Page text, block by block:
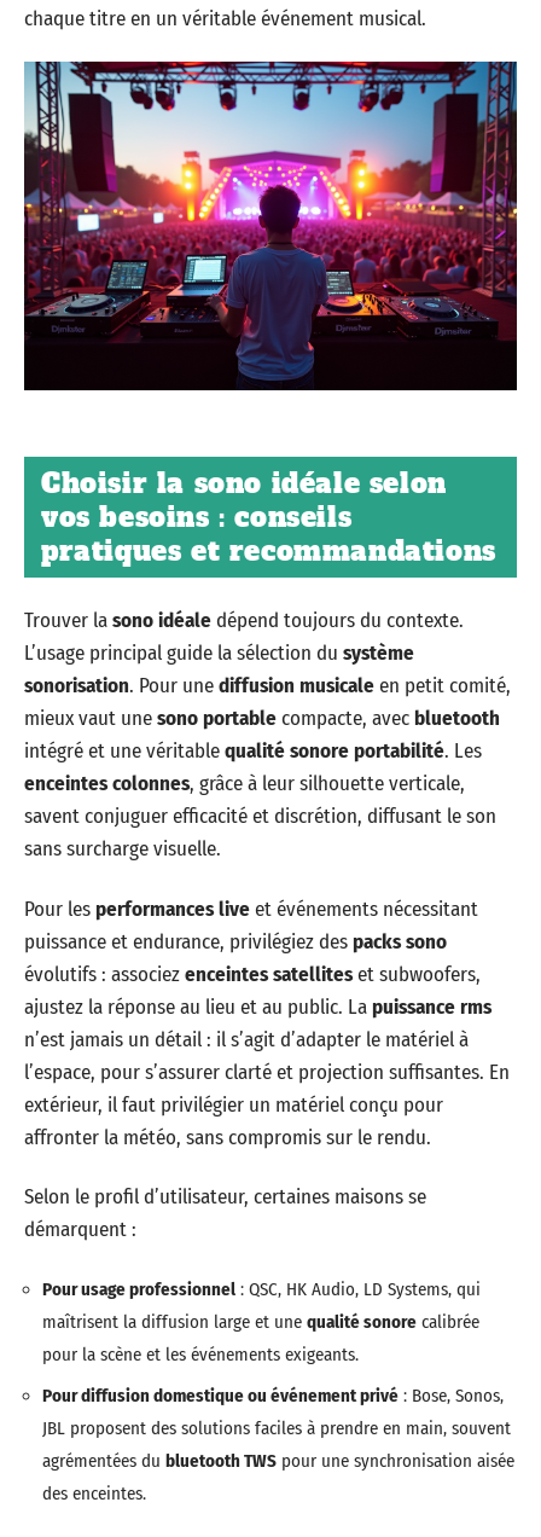
chaque titre en un véritable événement musical.
Choisir la sono idéale selon
vos besoins : conseils
pratiques et recommandations
Trouver lasono idéaledépend toujours du contexte.
L’usage principal guide la sélection du système
sonorisation. Pour unediffusion musicaleen petit comité,
mieux vaut unesono portablecompacte, avec bluetooth
intégré et une véritablequalité sonore portabilité. Les
enceintes colonnes, grâce à leur silhouette verticale,
savent conjuguer efficacité et discrétion, diffusant le son
sans surcharge visuelle.
Pour lesperformances liveet événements nécessitant
puissance et endurance, privilégiez despacks sono
évolutifs : associezenceintes satelliteset subwoofers,
ajustez la réponse au lieu et au public. Lapuissance rms
n’est jamais un détail : il s’agit d’adapter le matériel à
l’espace, pour s’assurer clarté et projection suffisantes. En
extérieur, il faut privilégier un matériel conçu pour
affronter la météo, sans compromis sur le rendu.
Selon le profil d’utilisateur, certaines maisons se
démarquent :
Pour usage professionnel : QSC, HK Audio, LD Systems, qui
maîtrisent la diffusion large et une qualité sonore calibrée
pour la scène et les événements exigeants.
Pour diffusion domestique ou événement privé : Bose, Sonos,
JBL proposent des solutions faciles à prendre en main, souvent
agrémentées du bluetooth TWS pour une synchronisation aisée
des enceintes.